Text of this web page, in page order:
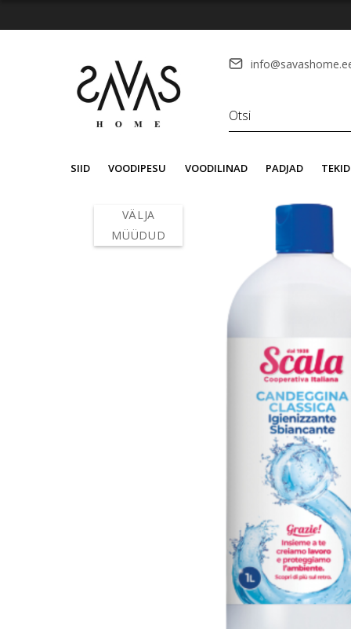
SIID VOODIPESU VOODILINAD PADJAD TEKID
VÄLJA
MÜÜDUD